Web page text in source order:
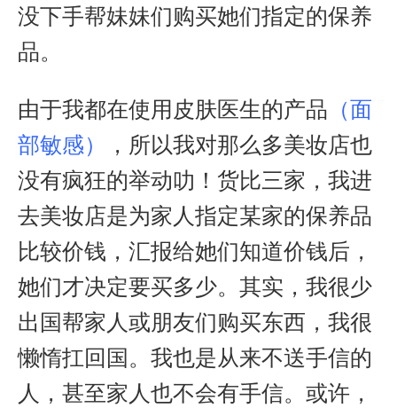
没下手帮妹妹们购买她们指定的保养
品。
由于我都在使用皮肤医生的产品 （面
部敏感）
，所以我对那么多美妆店也
没有疯狂的举动叻！货比三家，我进
去美妆店是为家人指定某家的保养品
比较价钱，汇报给她们知道价钱后，
她们才决定要买多少。其实，我很少
出国帮家人或朋友们购买东西，我很
懒惰扛回国。我也是从来不送手信的
人，甚至家人也不会有手信。或许，